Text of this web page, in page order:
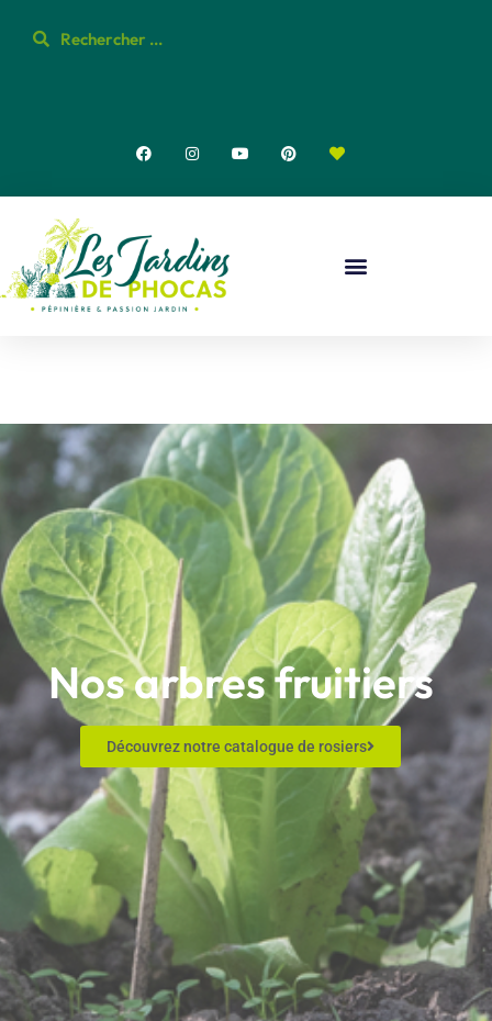
Nos arbres fruitiers
Découvrez notre catalogue de rosiers